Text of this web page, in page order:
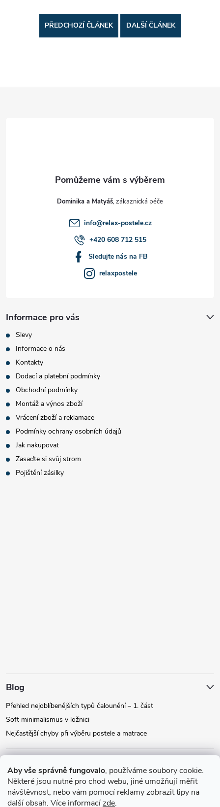
Aby vše správně fungovalo, používáme soubory cookie.
Některé jsou nutné pro chod webu, jiné umožňují měřit
návštěvnost, nebo vám pomocí reklamy zobrazit tipy na
další obsah. Více informacízde.
PŘEDCHOZÍ ČLÁNEK DALŠÍ ČLÁNEK
Dominika a Matyáš
info@relax-postele.cz
+420 608 712 515
Sledujte nás na FB
relaxpostele
Informace pro vás
Slevy
Informace o nás
Kontakty
Dodací a platební podmínky
Obchodní podmínky
Montáž a výnos zboží
Vrácení zboží a reklamace
Podmínky ochrany osobních údajů
Jak nakupovat
Zasaďte si svůj strom
Pojištění zásilky
Blog
Přehled nejoblíbenějších typů čalounění – 1. část
Soft minimalismus v ložnici
Nejčastější chyby při výběru postele a matrace
Instagram